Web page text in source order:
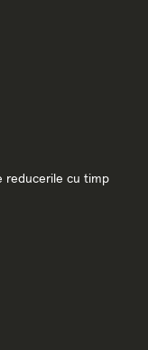
reducerile cu timp